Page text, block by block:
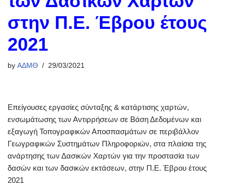
στην Π.Ε. Έβρου έτους
2021
by ΑΔΜΘ 29/03/2021
Επείγουσες εργασίες σύνταξης & κατάρτισης χαρτών,
ενσωμάτωσης των Αντιρρήσεων σε Βάση Δεδομένων και
εξαγωγή Τοπογραφικών Αποσπασμάτων σε περιβάλλον
Γεωγραφικών Συστημάτων Πληροφοριών, στα πλαίσια της
ανάρτησης των Δασικών Χαρτών για την προστασία των
δασών και των δασικών εκτάσεων, στην Π.Ε. Έβρου έτους
2021